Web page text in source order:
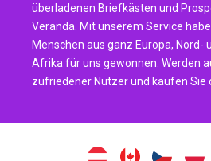
überladenen Briefkästen und
Veranda. Mit unserem Service
Menschen aus ganz Europa, Nord-
Afrika für uns gewonnen. Werden
zufriedener Nutzer und kaufen Sie